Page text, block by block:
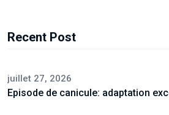
Recent Post
juillet 27, 2026
Episode de canicule: adaptation